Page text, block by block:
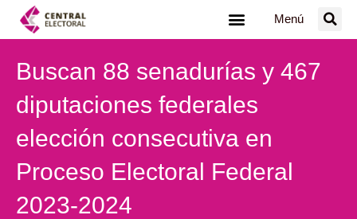
Menú
Buscan 88 senadurías y 467
diputaciones federales
elección consecutiva en
Proceso Electoral Federal
2023-2024